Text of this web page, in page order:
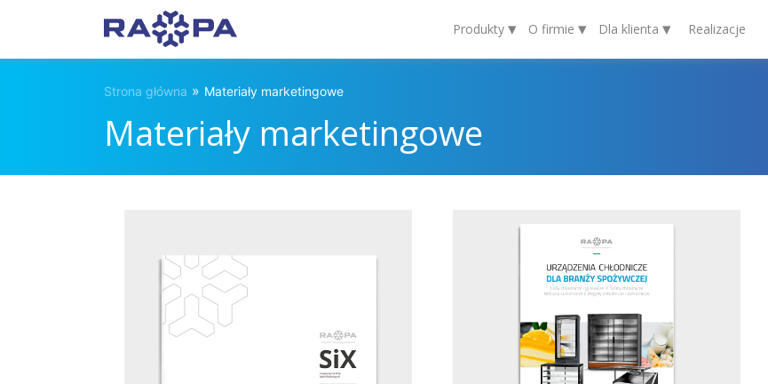
Produkty▾ O firmie▾ Dla klienta ▾ Realizacje
Strona główna » Materiały marketingowe
Materiały marketingowe